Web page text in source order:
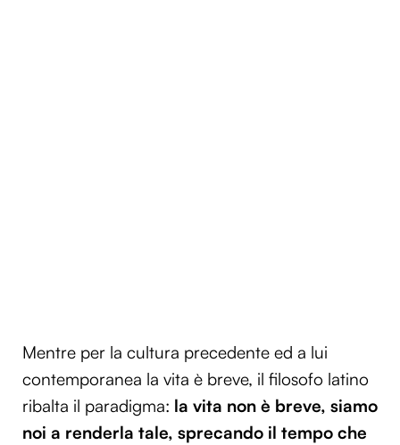
Mentre per la cultura precedente ed a lui
contemporanea la vita è breve, il filosofo latino
ribalta il paradigma: la vita non è breve, siamo
noi a renderla tale, sprecando il tempo che